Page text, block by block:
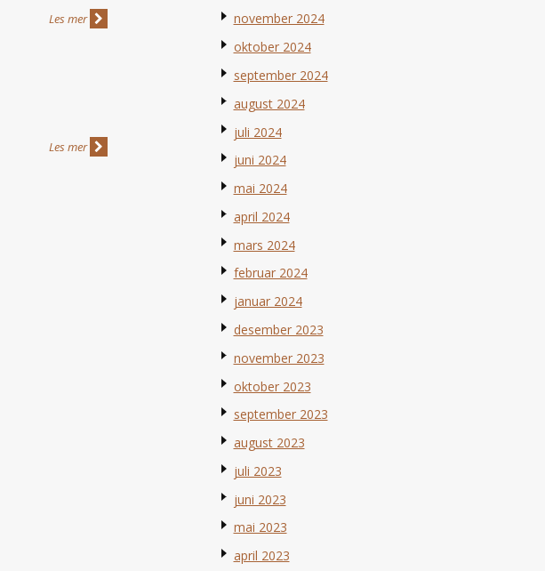
Les mer
Les mer
november 2024
oktober 2024
september 2024
august 2024
juli 2024
juni 2024
mai 2024
april 2024
mars 2024
februar 2024
januar 2024
desember 2023
november 2023
oktober 2023
september 2023
august 2023
juli 2023
juni 2023
mai 2023
april 2023